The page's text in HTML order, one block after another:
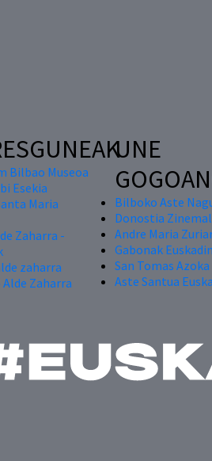
Bilbao Museoa
Esekia
Maria
Zaharra -
zaharra
Zaharra
UNE
Bilboko Aste
Donostia
Andre Maria
Gabonak Euskadin
San Tomas Azoka
Aste Santua